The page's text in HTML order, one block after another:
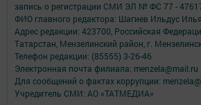
запись о регистрации СМИ ЭЛ № ФС 77 -
ФИО главного редактора: Шагиев Ильдус
Адрес редакции: 423700, Российская
Татарстан, Мензелинский район, г.
Телефон редакции: (85555) 3-26-46
Электронная почта филиала: menzela@mail.ru
Для сообщений о фактах коррупции:
Учредитель СМИ: АО «ТАТМЕДИА»